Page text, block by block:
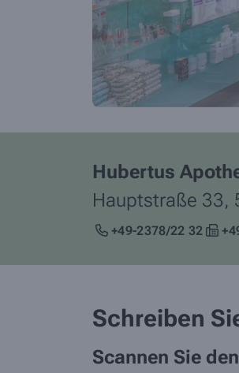
Hubertus
Hauptstraße 33,
+49-2378/22 32
Schreiben
Scannen Sie den